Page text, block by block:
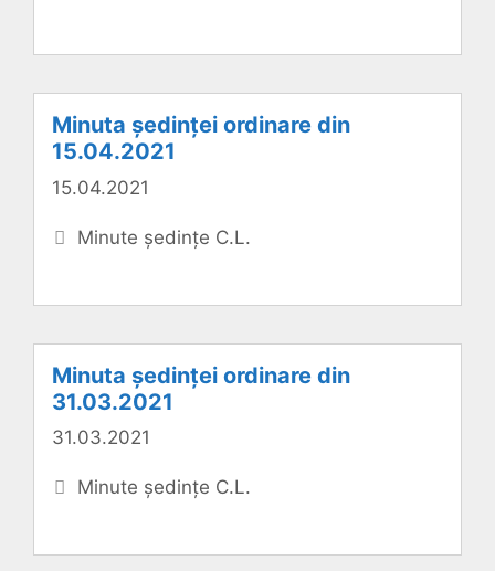
Minuta ședinței ordinare din
15.04.2021
15.04.2021
Categorii
Minute ședințe C.L.
Minuta ședinței ordinare din
31.03.2021
31.03.2021
Categorii
Minute ședințe C.L.